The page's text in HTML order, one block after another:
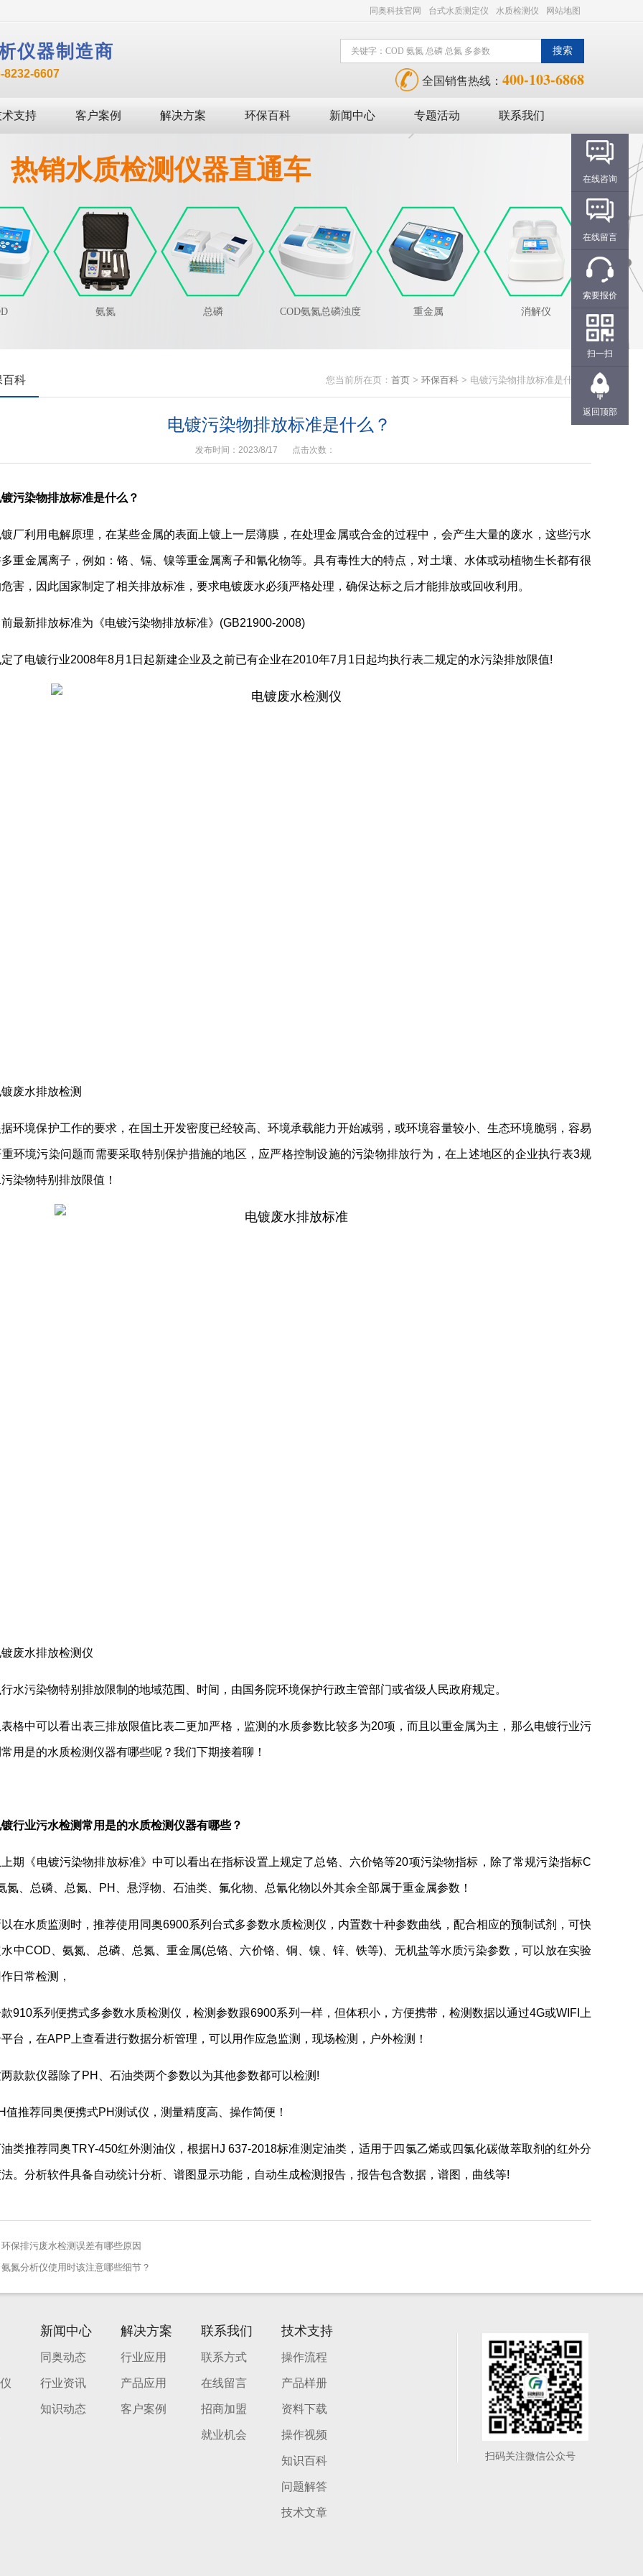
同奥科技官网 台式水质测定仪 水质检测仪 网站地图
仪器制造商
8232-6607
全国销售热线： 400-103-6868
术支持 客户案例 解决方案 环保百科 新闻中心 专题活动 联系我们
热销水质检测仪器直通车
氨氮 总磷 COD氨氮总磷浊度 重金属 消解仪
百科 您当前所在页： 首页 > 环保百科 > 电镀污染物排放标准是什么？
电镀污染物排放标准是什么？
发布时间：2023/8/17 点击次数：
污染物排放标准是什么？
镀厂利用电解原理，在某些金属的表面上镀上一层薄膜，在处理金属或合金的过程中，会产生大量的废水，这些污水
重金属离子，例如：铬、镉、镍等重金属离子和氰化物等。具有毒性大的特点，对土壤、水体或动植物生长都有很
害，因此国家制定了相关排放标准，要求电镀废水必须严格处理，确保达标之后才能排放或回收利用。
前最新排放标准为《电镀污染物排放标准》(GB21900-2008)
了电镀行业2008年8月1日起新建企业及之前已有企业在2010年7月1日起均执行表二规定的水污染排放限值!
废水排放检测
环境保护工作的要求，在国土开发密度已经较高、环境承载能力开始减弱，或环境容量较小、生态环境脆弱，容易
重环境污染问题而需要采取特别保护措施的地区，应严格控制设施的污染物排放行为，在上述地区的企业执行表3规
染物特别排放限值！
废水排放检测仪
水污染物特别排放限制的地域范围、时间，由国务院环境保护行政主管部门或省级人民政府规定。
表格中可以看出表三排放限值比表二更加严格，监测的水质参数比较多为20项，而且以重金属为主，那么电镀行业污
用是的水质检测仪器有哪些呢？我们下期接着聊！
镀行业污水检测常用是的水质检测仪器有哪些？
上期《电镀污染物排放标准》中可以看出在指标设置上规定了总铬、六价铬等20项污染物指标，除了常规污染指标C
氮、总磷、总氮、PH、悬浮物、石油类、氟化物、总氰化物以外其余全部属于重金属参数！
以在水质监测时，推荐使用同奥6900系列台式多参数水质检测仪，内置数十种参数曲线，配合相应的预制试剂，可快
中COD、氨氮、总磷、总氮、重金属(总铬、六价铬、铜、镍、锌、铁等)、无机盐等水质污染参数，可以放在实验
日常检测，
910系列便携式多参数水质检测仪，检测参数跟6900系列一样，但体积小，方便携带，检测数据以通过4G或WIFI上
台，在APP上查看进行数据分析管理，可以用作应急监测，现场检测，户外检测！
款款仪器除了PH、石油类两个参数以为其他参数都可以检测!
值推荐同奥便携式PH测试仪，测量精度高、操作简便！
类推荐同奥TRY-450红外测油仪，根据HJ 637-2018标准测定油类，适用于四氯乙烯或四氯化碳做萃取剂的红外分
。分析软件具备自动统计分析、谱图显示功能，自动生成检测报告，报告包含数据，谱图，曲线等!
环保排污废水检测误差有哪些原因
氨氮分析仪使用时该注意哪些细节？
新闻中心
同奥动态
行业资讯
知识动态
解决方案
行业应用
产品应用
客户案例
联系我们
联系方式
在线留言
招商加盟
就业机会
技术支持
操作流程
产品样册
资料下载
操作视频
知识百科
问题解答
技术文章
扫码关注微信公众号
在线咨询
在线留言
索要报价
扫一扫
返回顶部